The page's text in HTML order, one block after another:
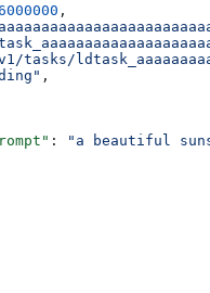
,
tasks/
,
:
"a beautiful